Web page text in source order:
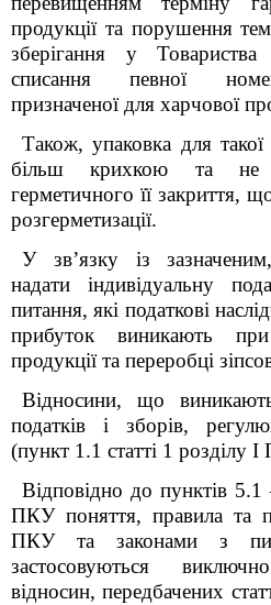
продукції та порушення
зберігання у Товариства
списання певної
призначеної для харчової
Також, упаковка для такої
більш крихкою та не
герметичного її закриття,
розгерметизації.
У зв’язку із
надати індивідуальну
питання, які податкові
прибуток виникають при
продукції та переробці
Відносини, що
податків і зборів,
(пункт 1.1 статті 1 розділу
Відповідно до пунктів 5.1
ПКУ поняття, правила та
ПКУ та законами з
застосовуються
відносин, передбачених